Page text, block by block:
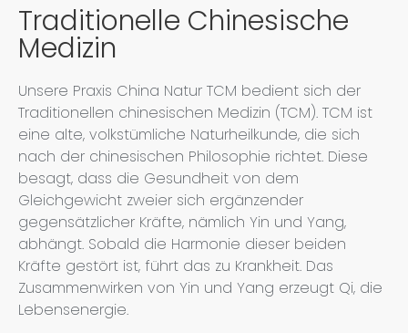
Traditionelle Chinesische
Medizin
Unsere Praxis China Natur TCM bedient sich der
Traditionellen chinesischen Medizin (TCM). TCM ist
eine alte, volkstümliche Naturheilkunde, die sich
nach der chinesischen Philosophie richtet. Diese
besagt, dass die Gesundheit von dem
Gleichgewicht zweier sich ergänzender
gegensätzlicher Kräfte, nämlich Yin und Yang,
abhängt. Sobald die Harmonie dieser beiden
Kräfte gestört ist, führt das zu Krankheit. Das
Zusammenwirken von Yin und Yang erzeugt Qi, die
Lebensenergie.